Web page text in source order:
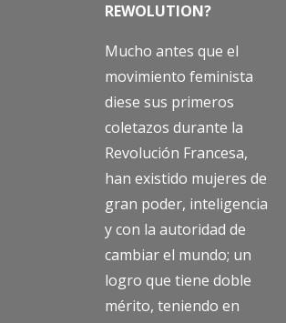
REWOLUTION?
Mucho antes que el
movimiento feminista
diese sus primeros
coletazos durante la
Revolución Francesa,
han existido mujeres de
gran poder, inteligencia
y con la autoridad de
cambiar el mundo; un
logro que tiene doble
mérito, teniendo en